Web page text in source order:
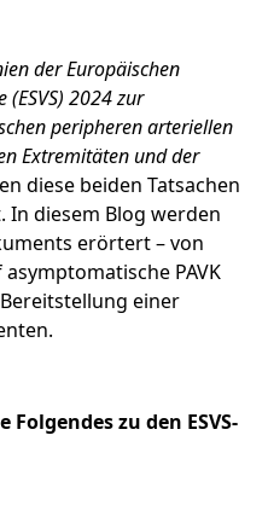
der Europäischen
2024 zur
peripheren arteriellen
Extremitäten und der
diese beiden Tatsachen
diesem Blog werden
erörtert – von
PAVK
einer
zu den ESVS-